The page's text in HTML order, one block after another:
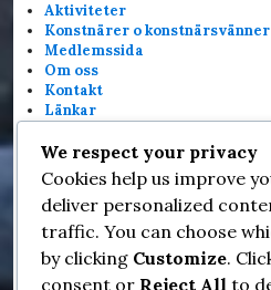
Aktiviteter
Konstnärer o konstnärsvänner
Medlemssida
Om oss
Kontakt
Länkar
Roslagsmålarnas kalender
Bildgalleri
SOCIAL MEDIA ICONS
We respect your privacy
Cookies help us improve
deliver personalized
traffic. You can choose
by clicking Customize.
consent or Reject All to